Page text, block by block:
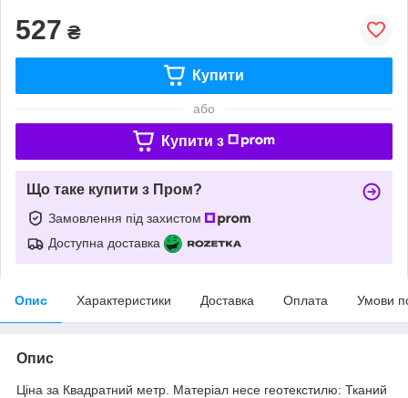
527 ₴
Купити
або
Купити з
Що таке купити з Пром?
Замовлення під захистом
Доступна доставка
Опис Характеристики Доставка Оплата Умови
Опис
Ціна за Квадратний метр. Матеріал несе геотекстилю: Тканий